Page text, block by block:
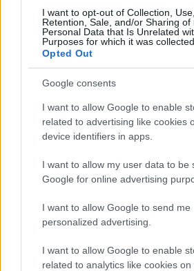
I want to opt-out of Collection, Use,
Retention, Sale, and/or Sharing of
Personal Data that Is Unrelated
Purposes for which it was collected.
Opted Out
Google consents
I want to allow Google to enable
related to advertising like cookies
device identifiers in apps.
I want to allow my user data to be
Google for online advertising
I want to allow Google to send me
personalized advertising.
I want to allow Google to enable
related to analytics like cookies on
I nostri cari
I nostri cari
I nostri cari
Giovannimaria Cabras